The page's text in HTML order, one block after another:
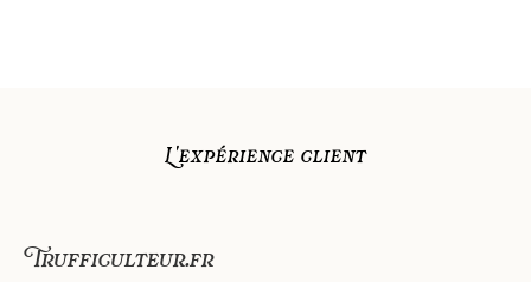
L'expérience client
Trufficulteur.fr